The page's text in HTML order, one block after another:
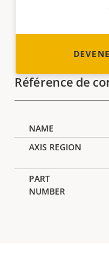
Référence de